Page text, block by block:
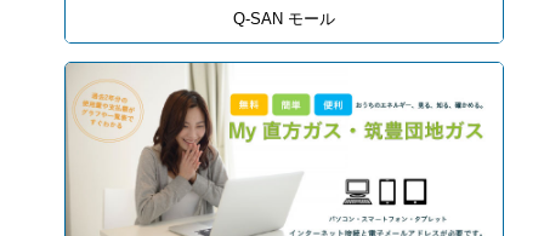
Q-SAN モール